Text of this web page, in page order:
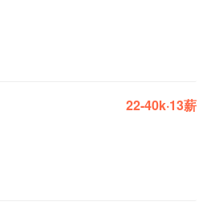
22-40k·13薪